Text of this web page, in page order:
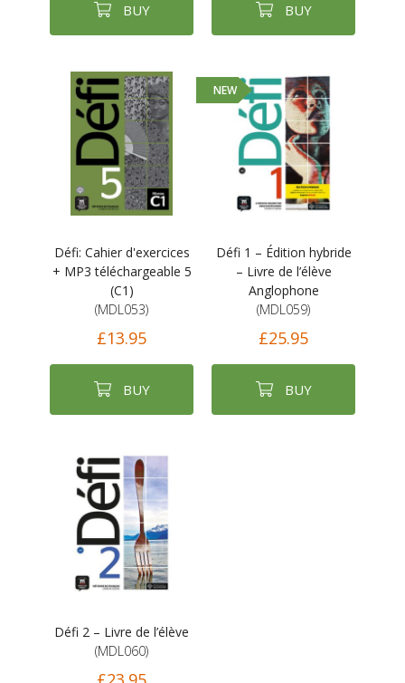
BUY BUY
Défi: Cahier d'exercices
+ MP3 téléchargeable 5
(C1)
(MDL053)
£13.95
BUY
NEW
Défi 1 – Édition hybride
– Livre de l’élève
Anglophone
(MDL059)
£25.95
BUY
Défi 2 – Livre de l’élève
(MDL060)